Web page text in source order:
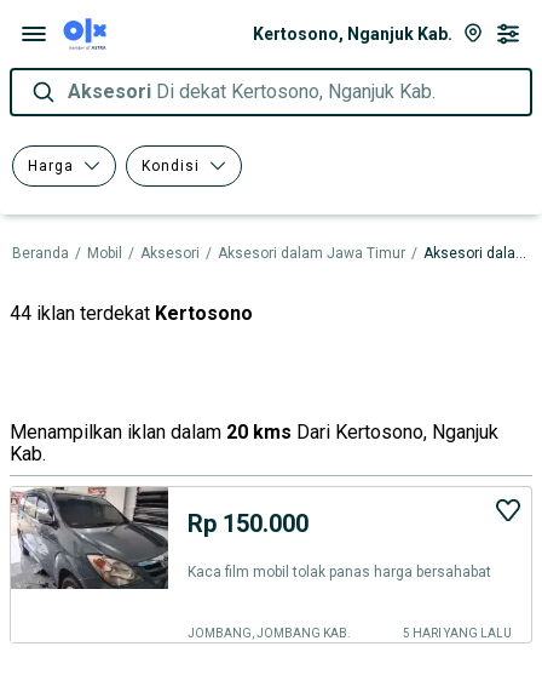
Kertosono, Nganjuk Kab.
Aksesori Di dekat Kertosono, Nganjuk Kab.
Harga Kondisi
Beranda / Mobil / Aksesori / Aksesori dalam Jawa Timur / Aksesori dalam Nganjuk Kab.
44 iklan terdekat Kertosono
Menampilkan iklan dalam 20 kms Dari Kertosono, Nganjuk
Kab.
Rp 150.000
Kaca film mobil tolak panas harga bersahabat
JOMBANG, JOMBANG KAB. 5 HARI YANG LALU